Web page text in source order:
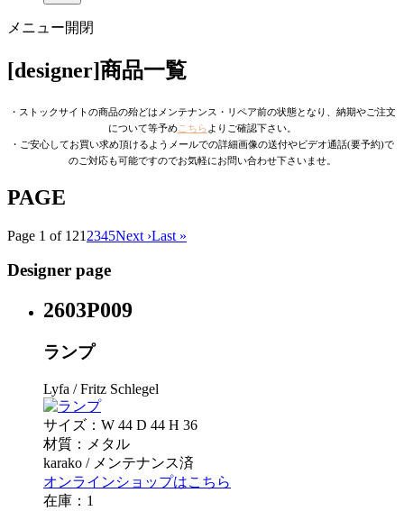
メニュー開閉
[designer]商品一覧
・ストックサイトの商品の殆どはメンテナンス・リペア前の状態となり、納期やご注文
について等予めこちら よりご確認下さい。
・ご安心してお買い求め頂けるようメールでの詳細画像の送付やビデオ通話(要予約)で
のご対応も可能ですのでお気軽にお問い合わせ下さいませ。
PAGE
Page 1 of 121 2345Next ›Last »
Designer page
2603P009
ランプ
Lyfa / Fritz Schlegel
サイズ：W 44 D 44 H 36
材質：メタル
karako / メンテナンス済
オンラインショップはこちら
在庫：1